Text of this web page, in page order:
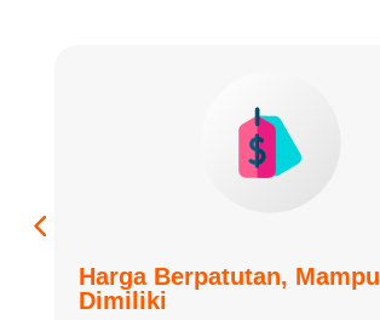
Harga Berpatutan, Mampu
Dimiliki